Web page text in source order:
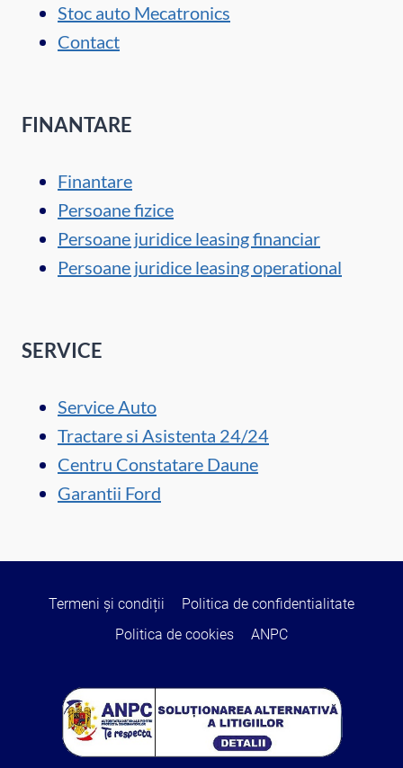
Stoc auto Mecatronics
Contact
FINANTARE
Finantare
Persoane fizice
Persoane juridice leasing financiar
Persoane juridice leasing operational
SERVICE
Service Auto
Tractare si Asistenta 24/24
Centru Constatare Daune
Garantii Ford
Termeni și condiții
Politica de confidentialitate
Politica de cookies
ANPC